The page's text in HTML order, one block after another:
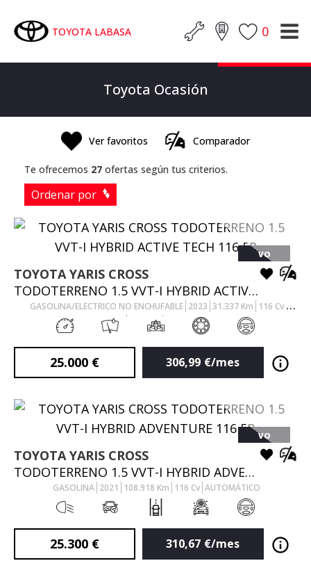
TOYOTA LABASA 0
Toyota Ocasión
Ver favoritos Comparador
Te ofrecemos 27 ofertas según tus criterios.
Ordenar por
VO
TOYOTAYARIS CROSS
TODOTERRENO 1.5 VVT-I HYBRID ACTIVE TECH 116 5P
GASOLINA/ELECTRICO NO ENCHUFABLE 2023 31.337Km 116 Cv
AUTOMÁTICO
25.000 € 306,99 €/mes
VO
TOYOTA YARIS CROSS
TODOTERRENO 1.5 VVT-I HYBRID ADVENTURE 116 5P
GASOLINA 2021 108.918 Km 116 Cv AUTOMÁTICO
25.300 € 310,67 €/mes